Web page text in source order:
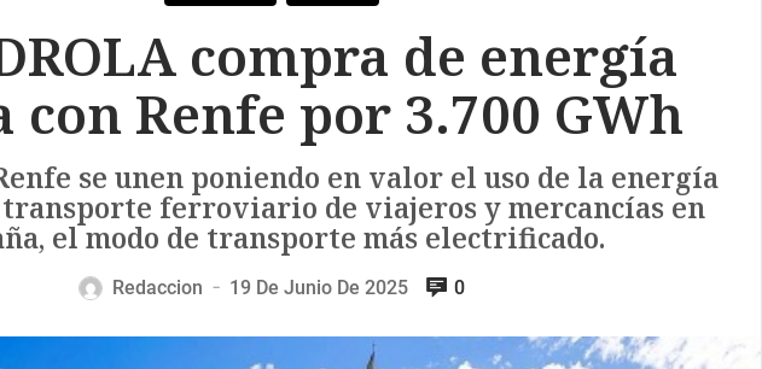
compra de energía
con Renfe por 3.700 GWh
se unen poniendo en valor el uso de la energía
ferroviario de viajeros y mercancías en
el modo de transporte más electrificado.
Redaccion — 19 De Junio De 2025 0